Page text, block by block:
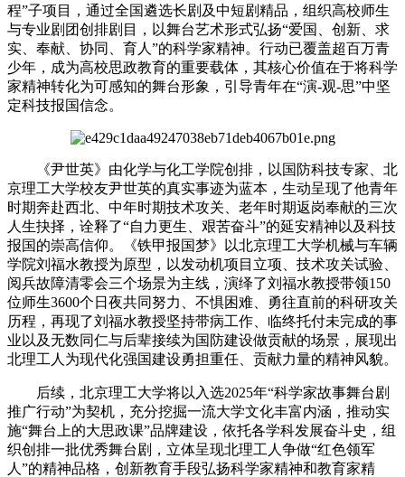
程”子项目，通过全国遴选长剧及中短剧精品，组织高校师生
与专业剧团创排剧目，以舞台艺术形式弘扬“爱国、创新、求
实、奉献、协同、育人”的科学家精神。行动已覆盖超百万青
少年，成为高校思政教育的重要载体，其核心价值在于将科学
家精神转化为可感知的舞台形象，引导青年在“演-观-思”中坚
定科技报国信念。
《尹世英》由化学与化工学院创排，以国防科技专家、北
京理工大学校友尹世英的真实事迹为蓝本，生动呈现了他青年
时期奔赴西北、中年时期技术攻关、老年时期返岗奉献的三次
人生抉择，诠释了“自力更生、艰苦奋斗”的延安精神以及科技
报国的崇高信仰。《铁甲报国梦》以北京理工大学机械与车辆
学院刘福水教授为原型，以发动机项目立项、技术攻关试验、
阅兵故障清零会三个场景为主线，演绎了刘福水教授带领150
位师生3600个日夜共同努力、不惧困难、勇往直前的科研攻关
历程，再现了刘福水教授坚持带病工作、临终托付未完成的事
业以及无数同仁与后辈接续为国防建设做贡献的场景，展现出
北理工人为现代化强国建设勇担重任、贡献力量的精神风貌。
后续，北京理工大学将以入选2025年“科学家故事舞台剧
推广行动”为契机，充分挖掘一流大学文化丰富内涵，推动实
施“舞台上的大思政课”品牌建设，依托各学科发展奋斗史，组
织创排一批优秀舞台剧，立体呈现北理工人争做“红色领军
人”的精神品格，创新教育手段弘扬科学家精神和教育家精